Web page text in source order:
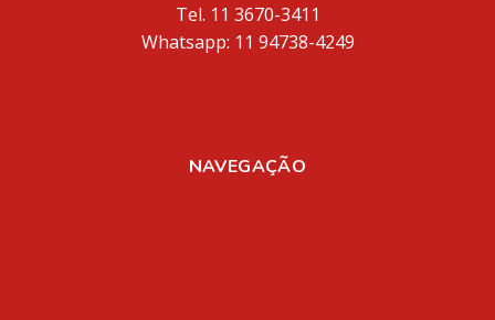
Tel. 11 3670-3411
Whatsapp: 11 94738-4249
NAVEGAÇÃO